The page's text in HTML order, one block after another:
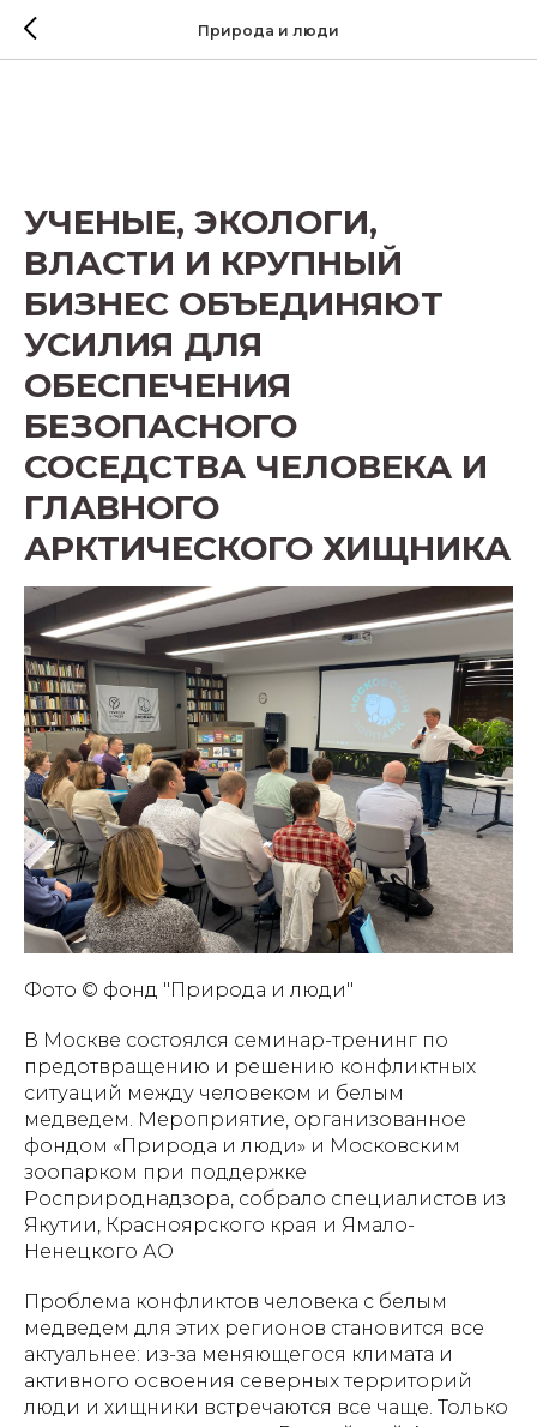
Природа и люди
УЧЕНЫЕ, ЭКОЛОГИ,
ВЛАСТИ И КРУПНЫЙ
БИЗНЕС ОБЪЕДИНЯЮТ
УСИЛИЯ ДЛЯ
ОБЕСПЕЧЕНИЯ
БЕЗОПАСНОГО
СОСЕДСТВА ЧЕЛОВЕКА И
ГЛАВНОГО
АРКТИЧЕСКОГО ХИЩНИКА
Фото © фонд "Природа и люди"
В Москве состоялся семинар-тренинг по
предотвращению и решению конфликтных
ситуаций между человеком и белым
медведем. Мероприятие, организованное
фондом «Природа и люди» и Московским
зоопарком при поддержке
Росприроднадзора, собрало специалистов из
Якутии, Красноярского края и Ямало-
Ненецкого АО
Проблема конфликтов человека с белым
медведем для этих регионов становится все
актуальнее: из-за меняющегося климата и
активного освоения северных территорий
люди и хищники встречаются все чаще. Только